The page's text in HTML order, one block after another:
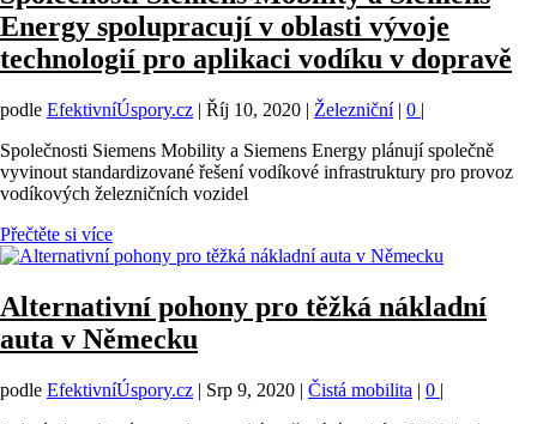
Energy spolupracují v oblasti vývoje
technologií pro aplikaci vodíku v dopravě
podle EfektivníÚspory.cz | Říj 10, 2020 | Železniční| 0 |
Společnosti Siemens Mobility a Siemens Energy plánují společně
vyvinout standardizované řešení vodíkové infrastruktury pro provoz
vodíkových železničních vozidel
Přečtěte si více
Alternativní pohony pro těžká nákladní
auta v Německu
podle EfektivníÚspory.cz | Srp 9, 2020 | Čistá mobilita | 0 |